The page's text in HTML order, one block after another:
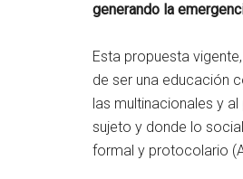
generando la
Esta propuesta
de ser una educación
las multinacionales y
sujeto y donde lo
formal y protocolario